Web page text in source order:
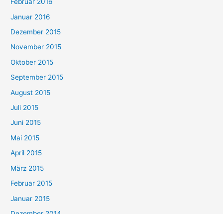
Februar 2016
Januar 2016
Dezember 2015
November 2015
Oktober 2015
September 2015
August 2015
Juli 2015
Juni 2015
Mai 2015
April 2015
März 2015
Februar 2015
Januar 2015